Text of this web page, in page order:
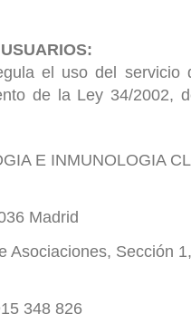
el uso del servicio
de la Ley 34/2002,
E INMUNOLOGIA
Madrid
Asociaciones, Sección
348 826